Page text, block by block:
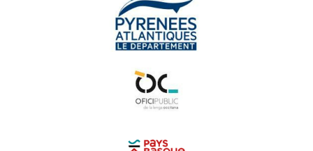
L'enquèsta sociolingüistica sus la lenga occitana
Calandreta Lauragués